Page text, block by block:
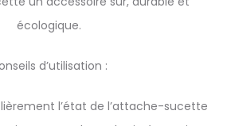
écologique.
d’utilisation :
l’état de l’attache-sucette